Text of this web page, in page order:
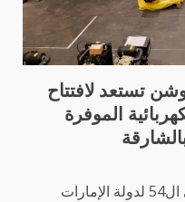
تستعد لافتتاح
الموفرة
بالتزامن مع احتفالات العيد الوطني ال54 لدولة الإمارات